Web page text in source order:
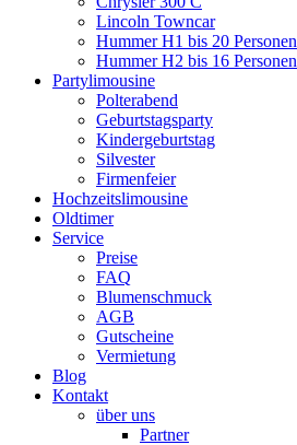
Lincoln Towncar
Hummer H1 bis 20 Personen
Hummer H2 bis 16 Personen
Partylimousine
Polterabend
Geburtstagsparty
Kindergeburtstag
Silvester
Firmenfeier
Hochzeitslimousine
Oldtimer
Service
Preise
FAQ
Blumenschmuck
AGB
Gutscheine
Vermietung
Blog
Kontakt
über uns
Partner